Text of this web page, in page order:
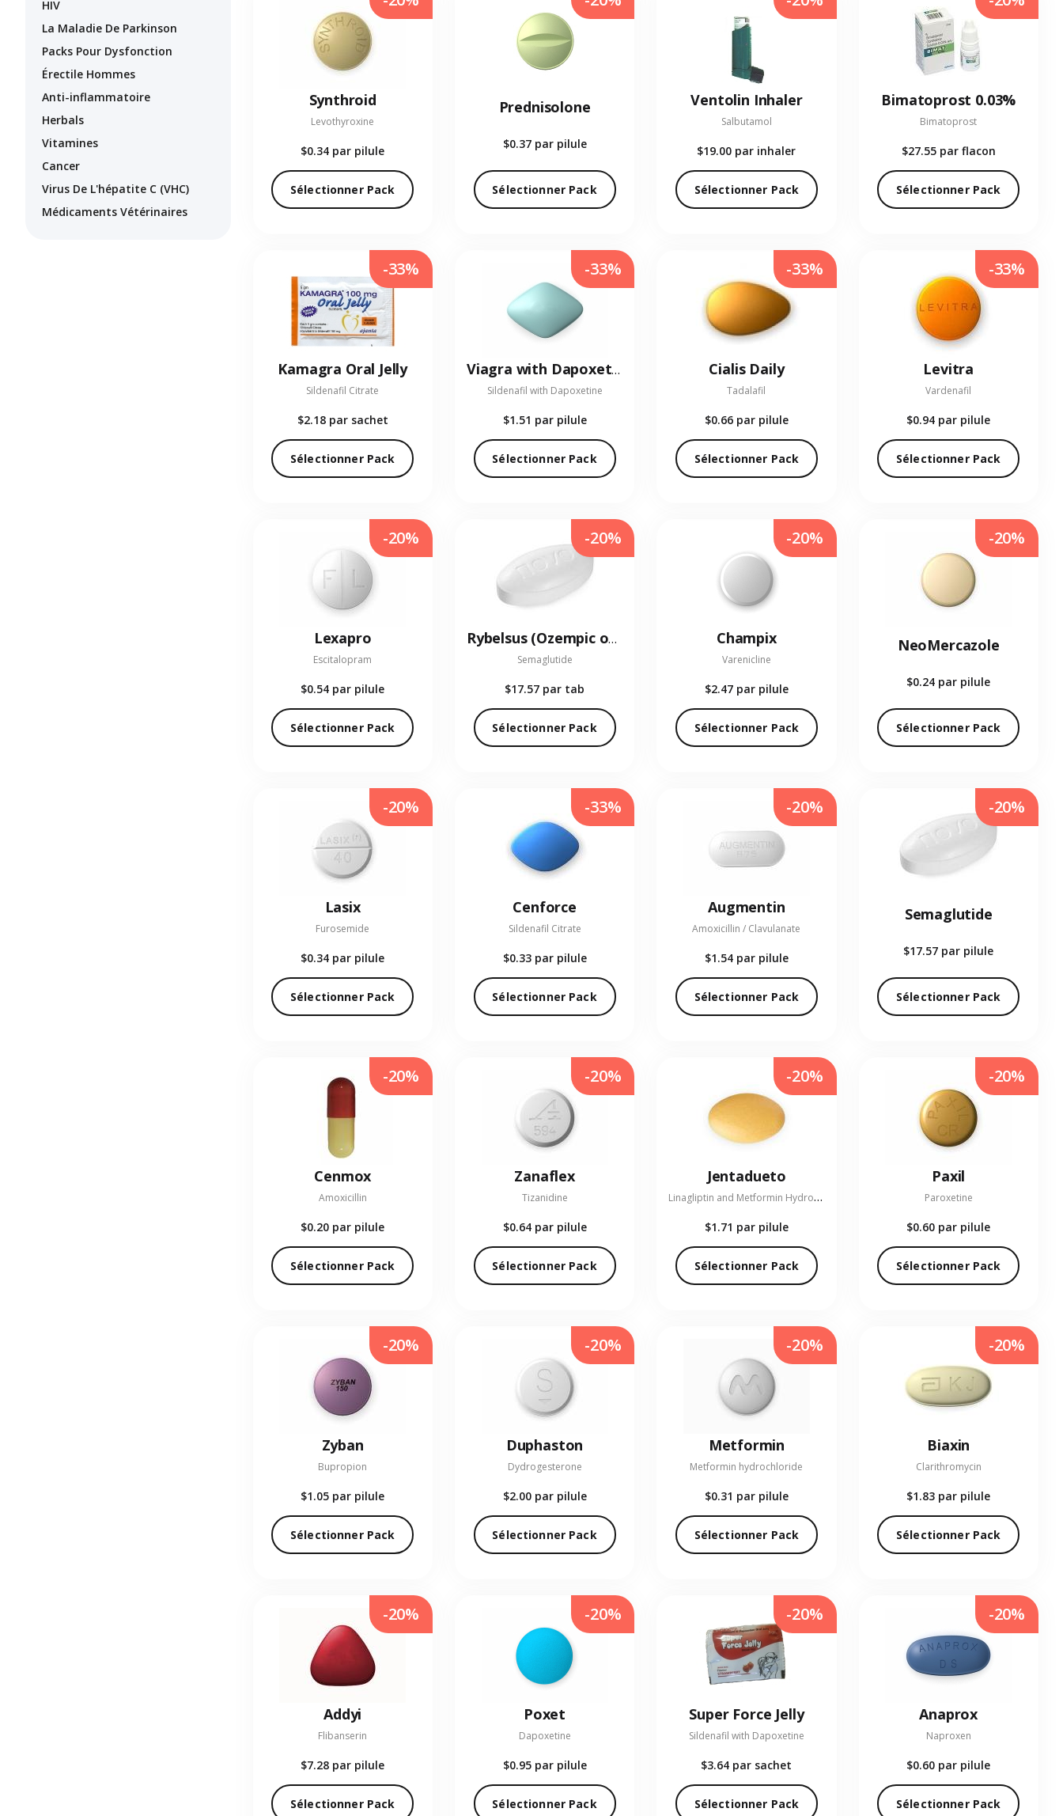
HIV
La Maladie De Parkinson
Packs Pour Dysfonction
Érectile Hommes
Anti-inflammatoire
Herbals
Vitamines
Cancer
Virus De L'hépatite C (VHC)
Médicaments Vétérinaires
Synthroid
Levothyroxine
$0.34 par pilule
Sélectionner Pack
Prednisolone
$0.37 par pilule
Sélectionner Pack
Ventolin Inhaler
Salbutamol
$19.00 par inhaler
Sélectionner Pack
Bimatoprost 0.03%
Bimatoprost
$27.55 par flacon
Sélectionner Pack
Kamagra Oral Jelly
Sildenafil Citrate
$2.18 par sachet
Sélectionner Pack
-33%
Viagra with Dapoxetine
Sildenafil with Dapoxetine
$1.51 par pilule
Sélectionner Pack
-33%
Cialis Daily
Tadalafil
$0.66 par pilule
Sélectionner Pack
-33%
Levitra
Vardenafil
$0.94 par pilule
Sélectionner Pack
-33%
Lexapro
Escitalopram
$0.54 par pilule
Sélectionner Pack
-20%
Rybelsus (Ozempic oral)
Semaglutide
$17.57 par tab
Sélectionner Pack
-20%
Champix
Varenicline
$2.47 par pilule
Sélectionner Pack
-20%
NeoMercazole
$0.24 par pilule
Sélectionner Pack
-20%
Lasix
Furosemide
$0.34 par pilule
Sélectionner Pack
-20%
Cenforce
Sildenafil Citrate
$0.33 par pilule
Sélectionner Pack
-33%
Augmentin
Amoxicillin / Clavulanate
$1.54 par pilule
Sélectionner Pack
-20%
Semaglutide
$17.57 par pilule
Sélectionner Pack
-20%
Cenmox
Amoxicillin
$0.20 par pilule
Sélectionner Pack
-20%
Zanaflex
Tizanidine
$0.64 par pilule
Sélectionner Pack
-20%
Jentadueto
L
inagliptin and Metformin Hydrochloride
$1.71 par pilule
Sélectionner Pack
-20%
Paxil
Paroxetine
$0.60 par pilule
Sélectionner Pack
-20%
Zyban
Bupropion
$1.05 par pilule
Sélectionner Pack
-20%
Duphaston
Dydrogesterone
$2.00 par pilule
Sélectionner Pack
-20%
Metformin
Metformin hydrochloride
$0.31 par pilule
Sélectionner Pack
-20%
Biaxin
Clarithromycin
$1.83 par pilule
Sélectionner Pack
-20%
Addyi
Flibanserin
$7.28 par pilule
Sélectionner Pack
-20%
Poxet
Dapoxetine
$0.95 par pilule
Sélectionner Pack
-20%
Super Force Jelly
Sildenafil with Dapoxetine
$3.64 par sachet
Sélectionner Pack
-20%
Anaprox
Naproxen
$0.60 par pilule
Sélectionner Pack
-20%